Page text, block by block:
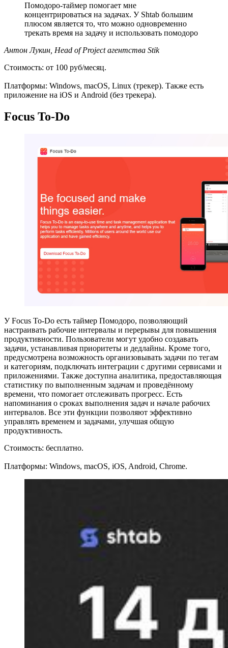
Помодоро-таймер помогает мне
концентрироваться на задачах. У Shtab большим
плюсом является то, что можно одновременно
трекать время на задачу и использовать помодоро
Антон Лукин, Head of Project агентства Stik
Стоимость: от 100 руб/месяц.
Платформы: Windows, macOS, Linux (трекер). Также есть
приложение на iOS и Android (без трекера).
Focus To-Do
У Focus To-Do есть таймер Помодоро, позволяющий
настраивать рабочие интервалы и перерывы для повышения
продуктивности. Пользователи могут удобно создавать
задачи, устанавливая приоритеты и дедлайны. Кроме того,
предусмотрена возможность организовывать задачи по тегам
и категориям, подключать интеграции с другими сервисами и
приложениями. Также доступна аналитика, предоставляющая
статистику по выполненным задачам и проведённому
времени, что помогает отслеживать прогресс. Есть
напоминания о сроках выполнения задач и начале рабочих
интервалов. Все эти функции позволяют эффективно
управлять временем и задачами, улучшая общую
продуктивность.
Стоимость: бесплатно.
Платформы: Windows, macOS, iOS, Android, Chrome.